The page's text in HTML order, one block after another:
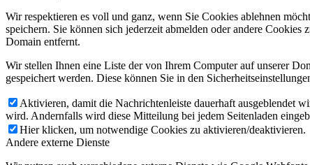
Wir respektieren es voll und ganz, wenn Sie Cookies ablehnen
speichern. Sie können sich jederzeit abmelden oder andere
Domain entfernt.
Wir stellen Ihnen eine Liste der von Ihrem Computer auf unserer
gespeichert werden. Diese können Sie in den
Aktivieren, damit die Nachrichtenleiste dauerhaft ausgeblendet
wird. Andernfalls wird diese Mitteilung bei jedem Seitenladen
Hier klicken, um notwendige Cookies zu aktivieren/deaktivieren.
Andere externe Dienste